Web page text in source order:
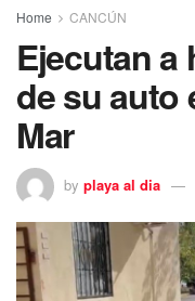
Home CANCÚN
Ejecutan a
de su auto
Mar
by playa al dia